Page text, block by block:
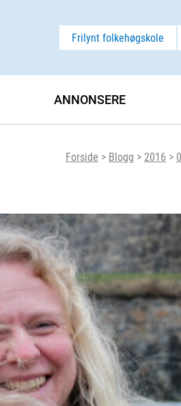
Frilynt folkehøgskole
Forside > Blogg > 2016 >
ANNONSERE